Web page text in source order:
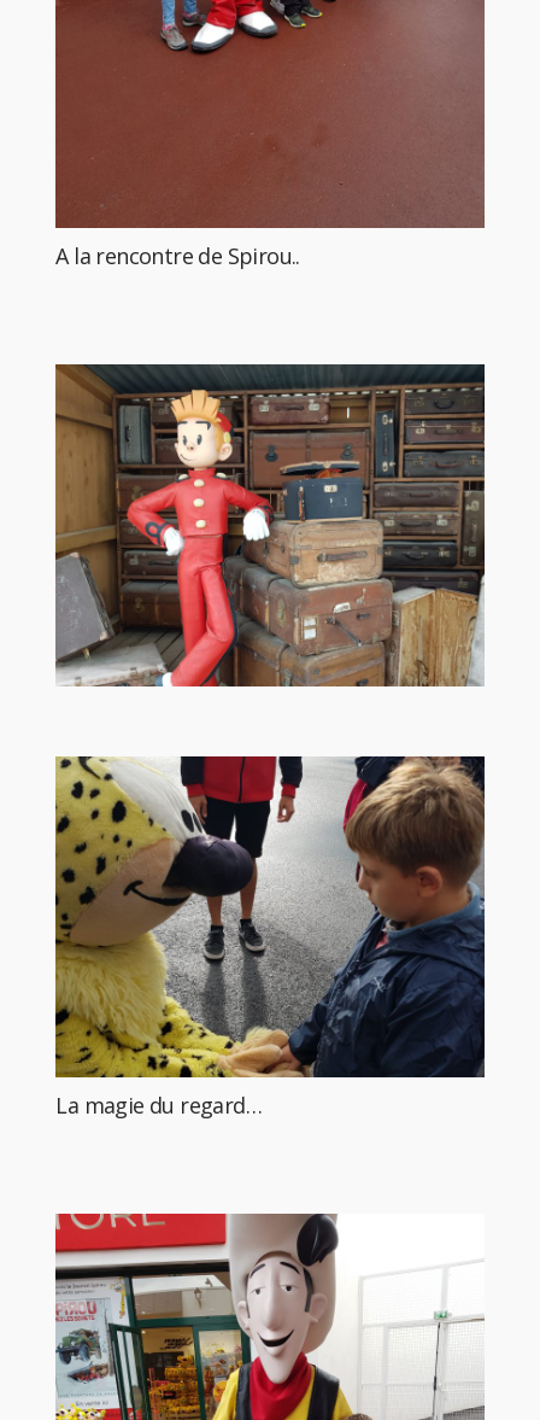
A la rencontre de Spirou..
La magie du regard…